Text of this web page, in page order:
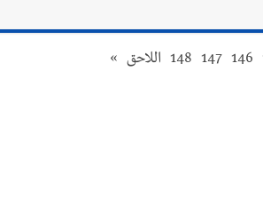
146
147
148 اللاحق »